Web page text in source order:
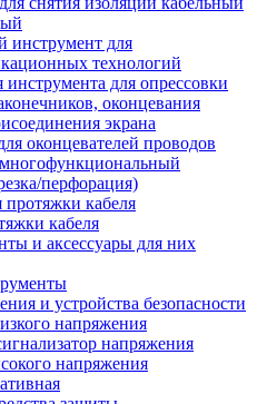
инструмент для
технологий
для опрессовки
оконцевания
экрана
оконцевателей проводов
перфорация)
кабеля
кабеля
и аксессуары для них
и устройства безопасности
напряжения
напряжения
напряжения